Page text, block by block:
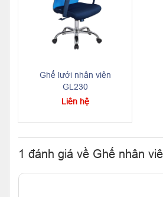
Ghế lưới nhân viên
GL230
Liên hệ
1 đánh giá về Ghế nhân